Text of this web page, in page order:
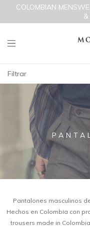
COLOMBIAN
&
Filtrar
Inicio
Pantalones masculinos
Hechos en Colombia con
trousers made in